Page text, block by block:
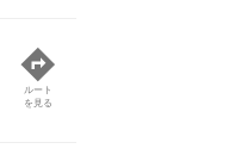
ルート
を見る